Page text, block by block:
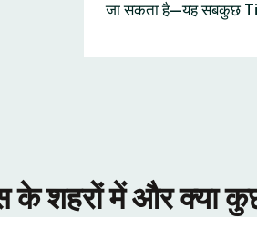
जा सकता है—यह सबकुछ
में और क्या कुछ